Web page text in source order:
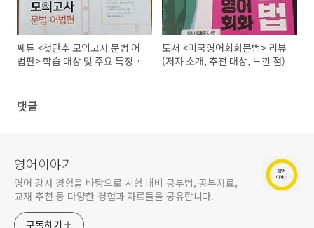
쎄듀 <첫단추 모의고사 문법 어
법편> 학습 대상 및 주요 특징과
도서 <미국영어회화문법> 리뷰
(저자 소개, 추천 대상, 느낀 점)
댓글
영어이야기
영어 강사 경험을 바탕으로 시험 대비 공부법, 공부자료,
교재 추천 등 다양한 경험과 자료들을 공유합니다.
구독하기